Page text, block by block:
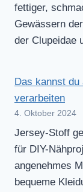
fettiger,
Gewässern
der Clupeidae
Das kannst
verarbeiten
4. Oktober 2024
Jersey-Stoff
für DIY-
angenehmes
bequeme